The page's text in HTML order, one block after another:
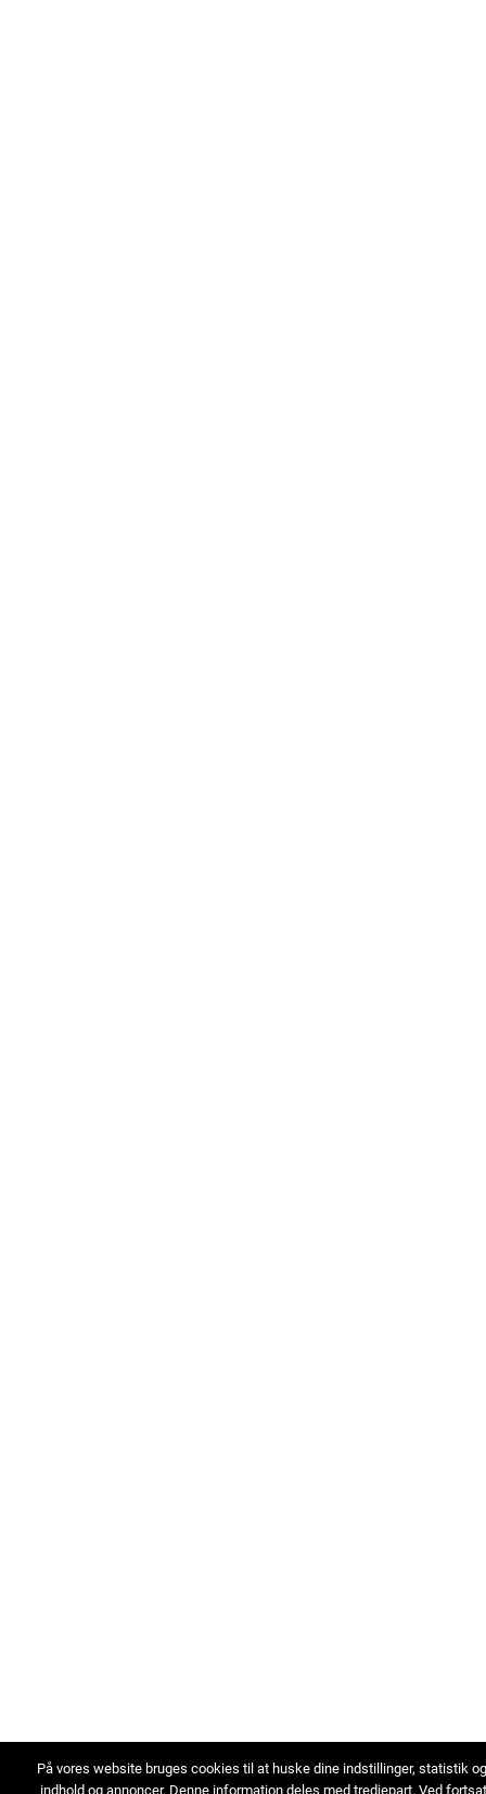
På vores website bruges cookies til at huske dine indstillinger, statistik
indhold og annoncer. Denne information deles med tredjepart. Ved